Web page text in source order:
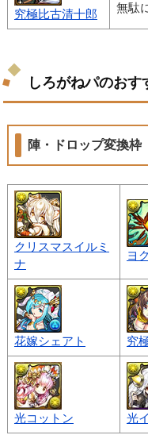
究極比古清十郎
無駄
しろがねパのおす
陣・ドロップ変換枠
クリスマスイルミ
ナ
ヨ
花嫁シェアト 究
光コットン 光